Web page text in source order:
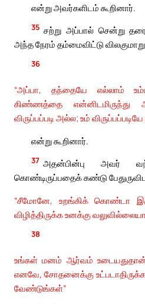
என்று அவர்களிடம் கூறினார்.
35 சற்று அப்பால் சென்று
அந்த நேரம் தம்மைவிட்டு
36
“அப்பா, தந்தையே எல்லாம்
கிண்ணத்தை
விருப்பப்படி அல்ல; உம்
என்று கூறினார்.
37 அதன்பின்பு அவர்
கொண்டிருப்பதைக் கண்டு
“சீமோனே, உறங்கிக் கொண்டா
விழித்திருக்க உனக்கு
38
உங்கள் மனம் ஆர்வம்
எனவே, சோதனைக்கு
வேண்டுங்கள்”